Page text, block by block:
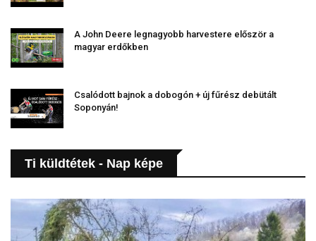
A John Deere legnagyobb harvestere először a
magyar erdőkben
Csalódott bajnok a dobogón + új fűrész debütált
Soponyán!
Ti küldtétek - Nap képe